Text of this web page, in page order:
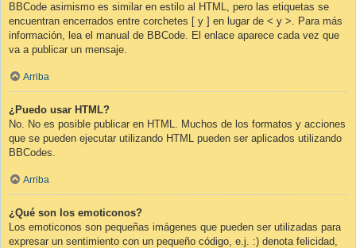
BBCode asimismo es similar en estilo al HTML, pero las etiquetas se
encuentran encerrados entre corchetes [ y ] en lugar de < y >. Para más
información, lea el manual de BBCode. El enlace aparece cada vez que
va a publicar un mensaje.
Arriba
¿Puedo usar HTML?
No. No es posible publicar en HTML. Muchos de los formatos y acciones
que se pueden ejecutar utilizando HTML pueden ser aplicados utilizando
BBCodes.
Arriba
¿Qué son los emoticonos?
Los emoticonos son pequeñas imágenes que pueden ser utilizadas para
expresar un sentimiento con un pequeño código, e.j. :) denota felicidad,